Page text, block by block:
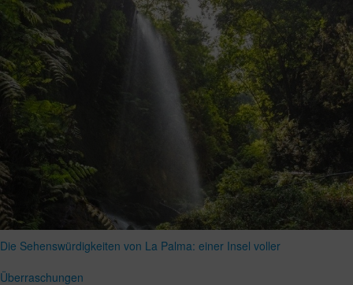
Die Sehenswürdigkeiten von La Palma: einer Insel voller
Überraschungen